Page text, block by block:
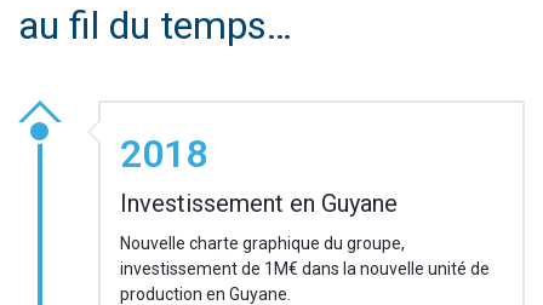
au fil du temps…
2018
Investissement en Guyane
Nouvelle charte graphique du groupe,
investissement de 1M€ dans la nouvelle unité de
production en Guyane.